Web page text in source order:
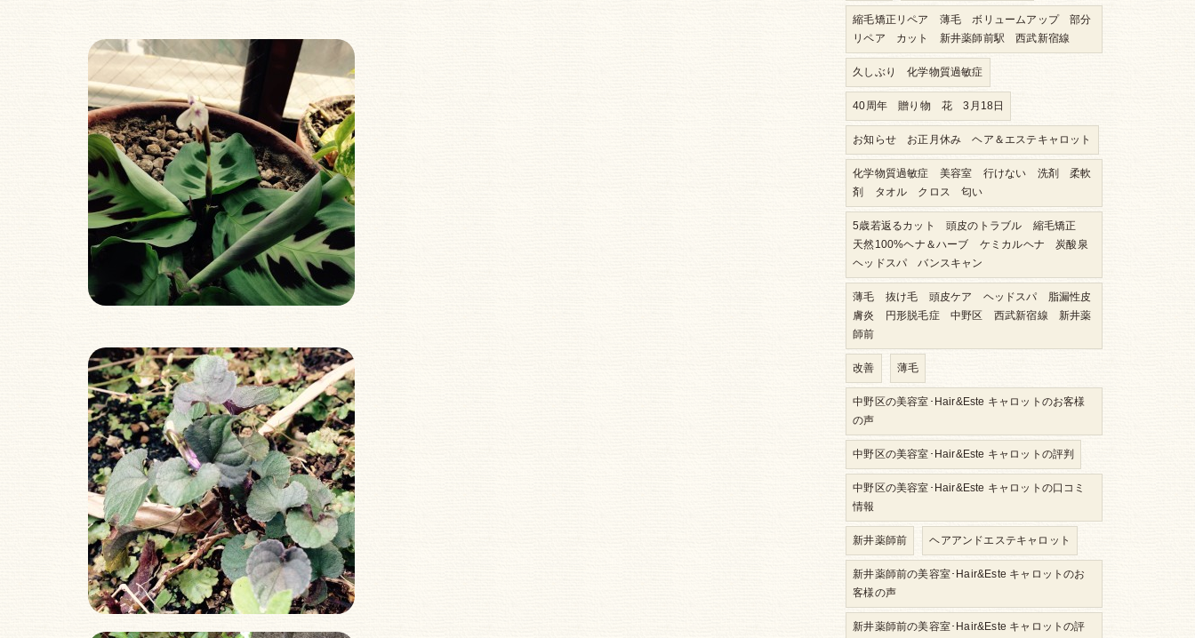
縮毛矯正リペア 薄毛 ボリュームアップ 部分
リペア カット 新井薬師前駅 西武新宿線
久しぶり 化学物質過敏症
40周年 贈り物 花 3月18日
お知らせ お正月休み ヘア＆エステキャロット
化学物質過敏症 美容室 行けない 洗剤 柔軟
剤 タオル クロス 匂い
5歳若返るカット 頭皮のトラブル 縮毛矯正
天然100%ヘナ＆ハーブ ケミカルヘナ 炭酸泉
ヘッドスパ バンスキャン
薄毛 抜け毛 頭皮ケア ヘッドスパ 脂漏性皮
膚炎 円形脱毛症 中野区 西武新宿線 新井薬
師前
改善 薄毛
中野区の美容室･Hair&Este キャロットのお客様
の声
中野区の美容室･Hair&Este キャロットの評判
中野区の美容室･Hair&Este キャロットの口コミ
情報
新井薬師前 ヘアアンドエステキャロット
新井薬師前の美容室･Hair&Este キャロットのお
客様の声
新井薬師前の美容室･Hair&Este キャロットの評